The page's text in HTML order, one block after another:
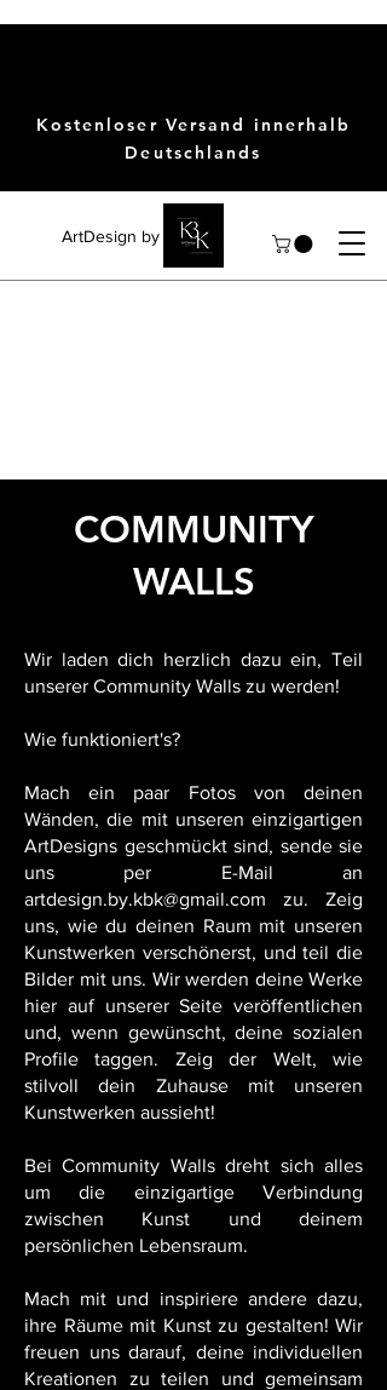
ArtDesign by KBK
Kostenloser Versand innerhalb
Deutschlands
COMMUNITY
WALLS
Wir laden dich herzlich dazu ein, Teil
unserer Community Walls zu werden!
Wie funktioniert's?
Mach ein paar Fotos von deinen
Wänden, die mit unseren einzigartigen
ArtDesigns geschmückt sind, sende sie
uns per E-Mail an
artdesign.by.kbk@gmail.com zu. Zeig
uns, wie du deinen Raum mit unseren
Kunstwerken verschönerst, und teil die
Bilder mit uns. Wir werden deine Werke
hier auf unserer Seite veröffentlichen
und, wenn gewünscht, deine sozialen
Profile taggen. Zeig der Welt, wie
stilvoll dein Zuhause mit unseren
Kunstwerken aussieht!
Bei Community Walls dreht sich alles
um die einzigartige Verbindung
zwischen Kunst und deinem
persönlichen Lebensraum.
Mach mit und inspiriere andere dazu,
ihre Räume mit Kunst zu gestalten! Wir
freuen uns darauf, deine individuellen
Kreationen zu teilen und gemeinsam